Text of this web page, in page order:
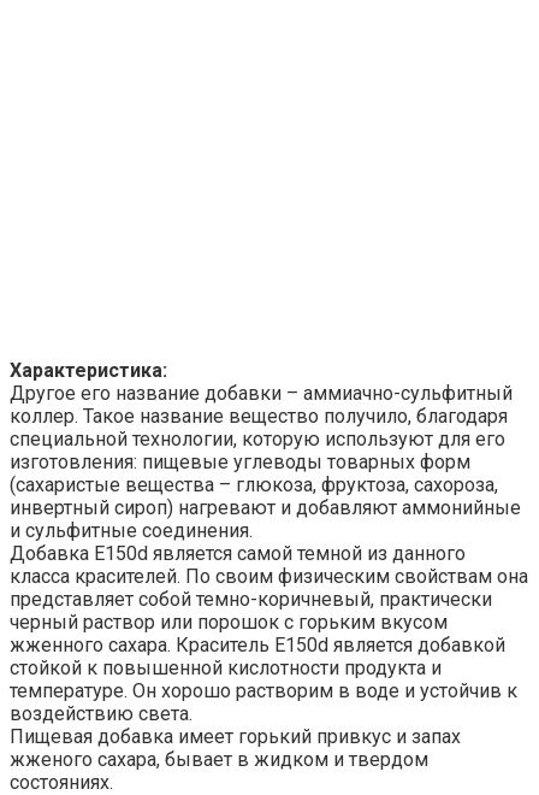
Характеристика:
Другое его название добавки – аммиачно-сульфитный
коллер. Такое название вещество получило, благодаря
специальной технологии, которую используют для его
изготовления: пищевые углеводы товарных форм
(сахаристые вещества – глюкоза, фруктоза, сахороза,
инвертный сироп) нагревают и добавляют аммонийные
и сульфитные соединения.
Добавка E150d является самой темной из данного
класса красителей. По своим физическим свойствам она
представляет собой темно-коричневый, практически
черный раствор или порошок с горьким вкусом
жженного сахара. Краситель E150d является добавкой
стойкой к повышенной кислотности продукта и
температуре. Он хорошо растворим в воде и устойчив к
воздействию света.
Пищевая добавка имеет горький привкус и запах
жженого сахара, бывает в жидком и твердом
состояниях.